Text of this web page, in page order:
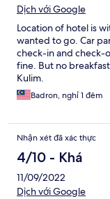
Dịch với Google
Location of hotel is
wanted to go. Car
check-in and check-
fine. But no
Kulim.
Badron, nghỉ 1 đêm
Nhận xét đã xác thực
4/10 - Khá
11/09/2022
Dịch với Google